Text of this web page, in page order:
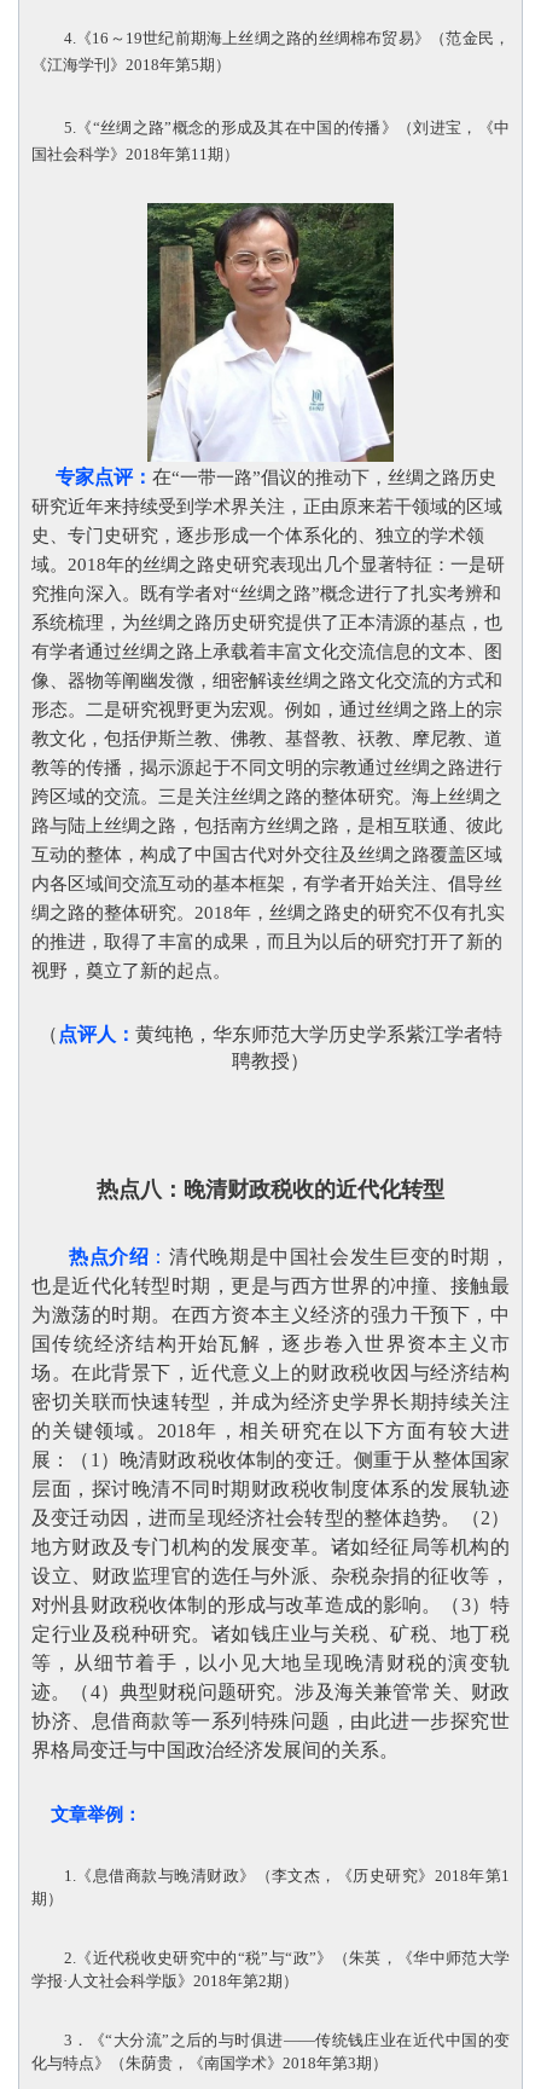
4.《16～19世纪前期海上丝绸之路的丝绸棉布贸易》（范金民，
《江海学刊》2018年第5期）
5.《“丝绸之路”概念的形成及其在中国的传播》（刘进宝，《中
国社会科学》2018年第11期）
专家点评： 在“一带一路”倡议的推动下，丝绸之路历史
研究近年来持续受到学术界关注，正由原来若干领域的区域
史、专门史研究，逐步形成一个体系化的、独立的学术领
域。2018年的丝绸之路史研究表现出几个显著特征：一是研
究推向深入。既有学者对“丝绸之路”概念进行了扎实考辨和
系统梳理，为丝绸之路历史研究提供了正本清源的基点，也
有学者通过丝绸之路上承载着丰富文化交流信息的文本、图
像、器物等阐幽发微，细密解读丝绸之路文化交流的方式和
形态。二是研究视野更为宏观。例如，通过丝绸之路上的宗
教文化，包括伊斯兰教、佛教、基督教、祆教、摩尼教、道
教等的传播，揭示源起于不同文明的宗教通过丝绸之路进行
跨区域的交流。三是关注丝绸之路的整体研究。海上丝绸之
路与陆上丝绸之路，包括南方丝绸之路，是相互联通、彼此
互动的整体，构成了中国古代对外交往及丝绸之路覆盖区域
内各区域间交流互动的基本框架，有学者开始关注、倡导丝
绸之路的整体研究。2018年，丝绸之路史的研究不仅有扎实
的推进，取得了丰富的成果，而且为以后的研究打开了新的
视野，奠立了新的起点。
（ 点评人： 黄纯艳，华东师范大学历史学系紫江学者特
聘教授）
热点八： 晚清财政税收的近代化转型
热点介绍 ：清代晚期是中国社会发生巨变的时期，
也是近代化转型时期，更是与西方世界的冲撞、接触最
为激荡的时期。在西方资本主义经济的强力干预下，中
国传统经济结构开始瓦解，逐步卷入世界资本主义市
场。在此背景下，近代意义上的财政税收因与经济结构
密切关联而快速转型，并成为经济史学界长期持续关注
的关键领域。 2018年，相关研究在以下方面有较大进
展：（1）晚清财政税收体制的变迁。侧重于从整体国家
层面，探讨晚清不同时期财政税收制度体系的发展轨迹
及变迁动因，进而呈现经济社会转型的整体趋势。（2）
地方财政及专门机构的发展变革。诸如经征局等机构的
设立、财政监理官的选任与外派、杂税杂捐的征收等，
对州县财政税收体制的形成与改革造成的影响。（3）特
定行业及税种研究。诸如钱庄业与关税、矿税、地丁税
等，从细节着手，以小见大地呈现晚清财税的演变轨
迹。（4）典型财税问题研究。涉及海关兼管常关、财政
协济、息借商款等一系列特殊问题，由此进一步探究世
界格局变迁与中国政治经济发展间的关系。
文章举例：
1.《息借商款与晚清财政》（李文杰，《历史研究》2018年第1
期）
2.《近代税收史研究中的“税”与“政”》（朱英，《华中师范大学
学报·人文社会科学版》2018年第2期）
3．《“大分流”之后的与时俱进——传统钱庄业在近代中国的变
化与特点》（朱荫贵，《南国学术》2018年第3期）